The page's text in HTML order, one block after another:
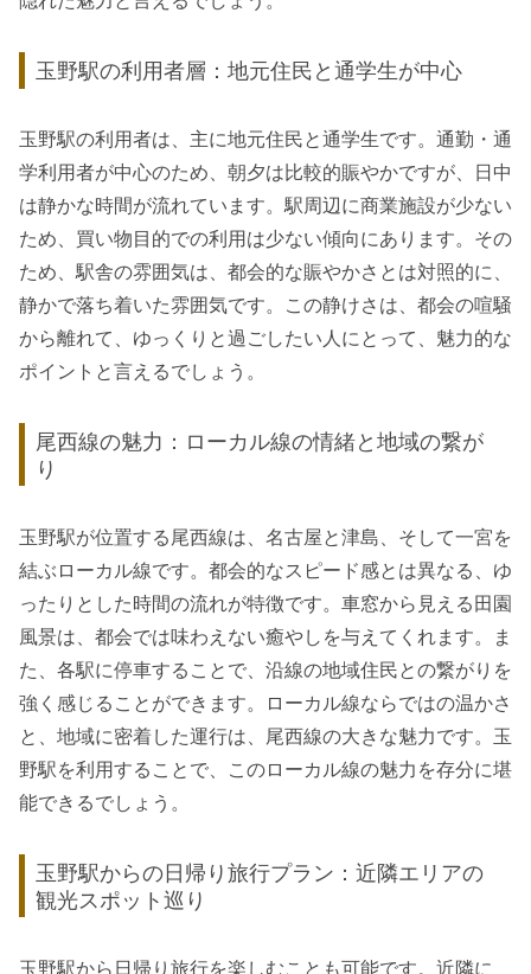
玉野駅の利用者層：地元住民と通学生が中心
玉野駅の利用者は、主に地元住民と通学生です。通勤・通
学利用者が中心のため、朝夕は比較的賑やかですが、日中
は静かな時間が流れています。駅周辺に商業施設が少ない
ため、買い物目的での利用は少ない傾向にあります。その
ため、駅舎の雰囲気は、都会的な賑やかさとは対照的に、
静かで落ち着いた雰囲気です。この静けさは、都会の喧騒
から離れて、ゆっくりと過ごしたい人にとって、魅力的な
ポイントと言えるでしょう。
尾西線の魅力：ローカル線の情緒と地域の繋が
り
玉野駅が位置する尾西線は、名古屋と津島、そして一宮を
結ぶローカル線です。都会的なスピード感とは異なる、ゆ
ったりとした時間の流れが特徴です。車窓から見える田園
風景は、都会では味わえない癒やしを与えてくれます。ま
た、各駅に停車することで、沿線の地域住民との繋がりを
強く感じることができます。ローカル線ならではの温かさ
と、地域に密着した運行は、尾西線の大きな魅力です。玉
野駅を利用することで、このローカル線の魅力を存分に堪
能できるでしょう。
玉野駅からの日帰り旅行プラン：近隣エリアの
観光スポット巡り
玉野駅から日帰り旅行を楽しむことも可能です。近隣に